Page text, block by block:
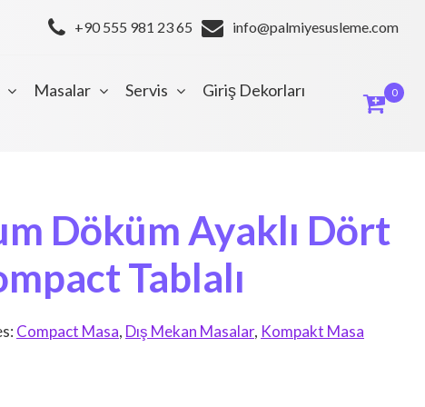
+90 555 981 23 65 info@palmiyesusleme.com
Masalar Servis
Giriş Dekorları
0
Döküm Ayaklı Dört
Tablalı
Compact Masa, Dış Mekan Masalar, Kompakt Masa